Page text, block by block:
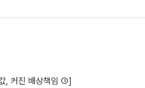
, 커진 배상책임 ①]